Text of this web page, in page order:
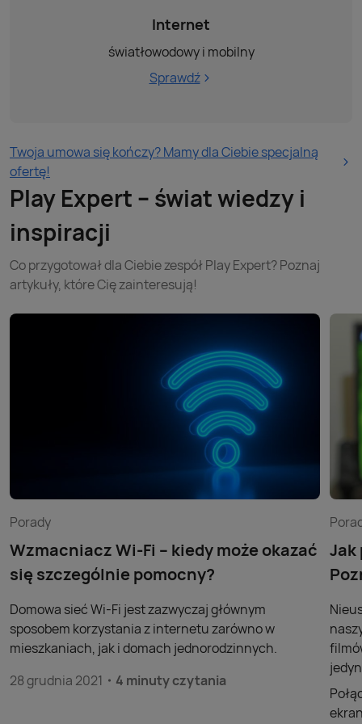
Internet
światłowodowy i mobilny
Sprawdź
Twoja umowa się kończy? Mamy dla Ciebie specjalną
ofertę!
Play Expert – świat wiedzy i
inspiracji
Co przygotował dla Ciebie zespół Play Expert? Poznaj
artykuły, które Cię zainteresują!
Porady
Wzmacniacz Wi-Fi – kiedy może okazać
się szczególnie pomocny?
Domowa sieć Wi-Fi jest zazwyczaj głównym
sposobem korzystania z internetu zarówno w
mieszkaniach, jak i domach jednorodzinnych.
28 grudnia 2021
4 minuty czytania
Jak